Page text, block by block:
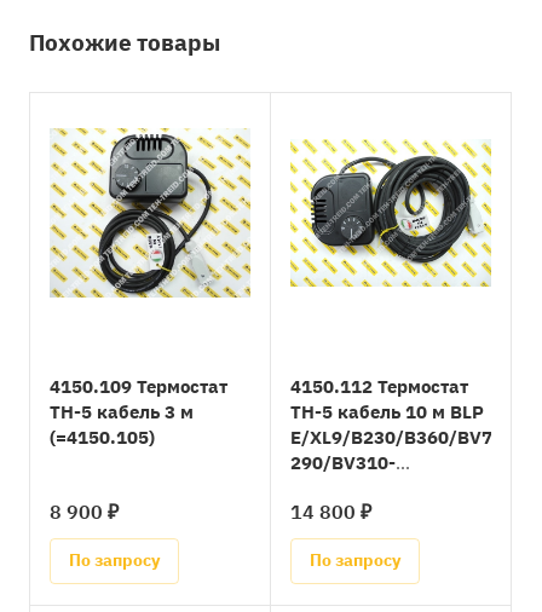
Похожие товары
4150.109 Термостат
TH-5 кабель 3 м
(=4150.105)
8 900 ₽
По запросу
4150.112 Термостат
TH-5 кабель 10 м BLP
E/XL9/B230/B360/BV77-
290/BV310-
14 800 ₽
По запросу